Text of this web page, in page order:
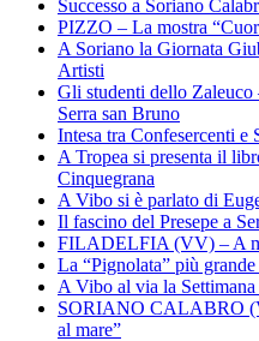
Successo a Soriano
PIZZO – La mostra
A Soriano la Giornata
Artisti
Gli studenti dello Zaleuco
Serra san Bruno
Intesa tra Confesercenti
A Tropea si presenta il
Cinquegrana
A Vibo si è parlato di
Il fascino del Presepe a
FILADELFIA (VV) – A
La “Pignolata” più
A Vibo al via la
SORIANO CALABRO
al mare”